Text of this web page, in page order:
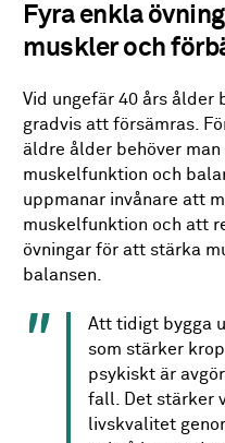
Fyra enkla
muskler och
Vid ungefär 40 års
gradvis att försämras.
äldre ålder behöver
muskelfunktion och
uppmanar invånare att
muskelfunktion och att
övningar för att stärka
balansen.
Att tidigt bygga
som stärker
psykiskt är
fall. Det stärker
livskvalitet